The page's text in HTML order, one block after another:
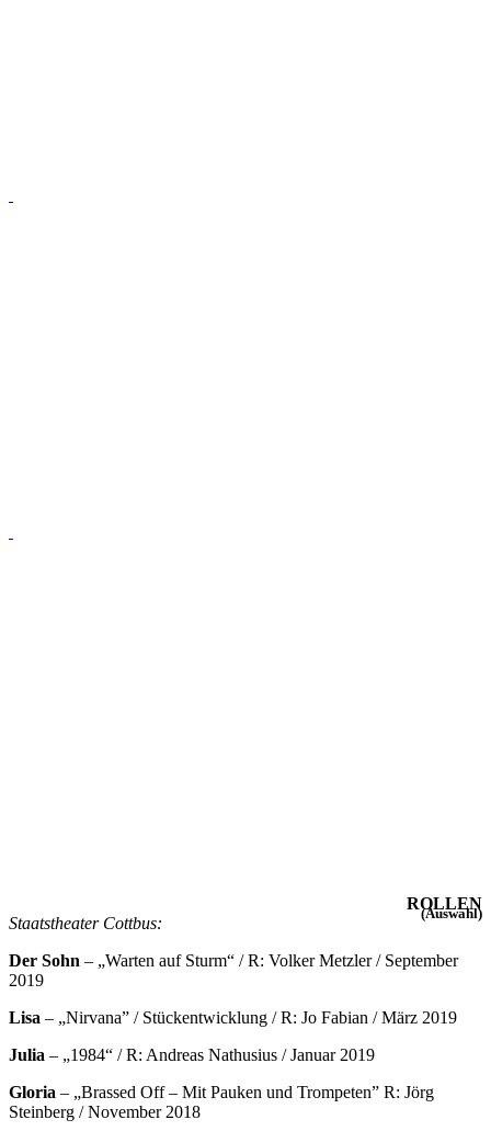
ROLLEN
(Auswahl)
Staatstheater Cottbus:
Der Sohn – „Warten auf Sturm“ / R: Volker Metzler / September
2019
Lisa – „Nirvana” / Stückentwicklung / R: Jo Fabian / März 2019
Julia – „1984“ / R: Andreas Nathusius / Januar 2019
Gloria – „Brassed Off – Mit Pauken und Trompeten” R: Jörg
Steinberg / November 2018